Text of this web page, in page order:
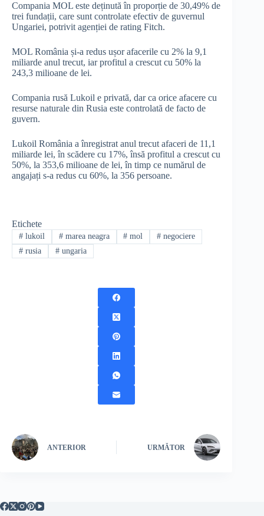
Compania MOL este deținută în proporție de 30,49% de
trei fundații, care sunt controlate efectiv de guvernul
Ungariei, potrivit agenției de rating Fitch.
MOL România și-a redus ușor afacerile cu 2% la 9,1
miliarde anul trecut, iar profitul a crescut cu 50% la
243,3 milioane de lei.
Compania rusă Lukoil e privată, dar ca orice afacere cu
resurse naturale din Rusia este controlată de facto de
guvern.
Lukoil România a înregistrat anul trecut afaceri de 11,1
miliarde lei, în scădere cu 17%, însă profitul a crescut cu
50%, la 353,6 milioane de lei, în timp ce numărul de
angajați s-a redus cu 60%, la 356 persoane.
Etichete
#lukoil #marea neagra # mol # negociere
#rusia #ungaria
ANTERIOR URMĂTOR